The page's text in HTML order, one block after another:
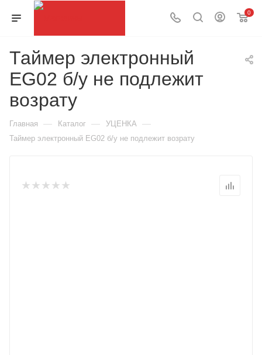
0
Таймер электронный
EG02 б/у не подлежит
возрату
Главная — Каталог — УЦЕНКА —
Таймер электронный EG02 б/у не подлежит возрату